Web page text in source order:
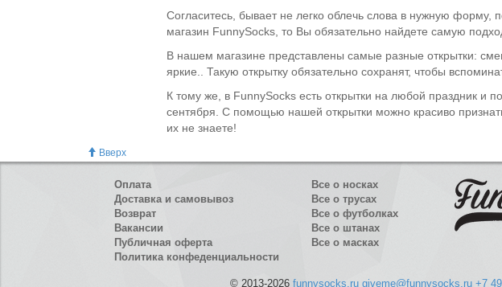
Согласитесь, бывает не легко облечь слова в нужную
магазин FunnySocks, то Вы обязательно найдете самую
В нашем магазине представлены самые разные открытки:
яркие.. Такую открытку обязательно сохранят, чтобы
К тому же, в FunnySocks есть открытки на любой праздник
сентября. С помощью нашей открытки можно красиво
их не знаете!
Вверх
Оплата
Доставка и самовывоз
Возврат
Вакансии
Публичная оферта
Политика конфеденциальности
Все о носках
Все о трусах
Все о футболках
Все о штанах
Все о масках
© 2013-2026 funnysocks.ru giveme@funnysocks.ru +7